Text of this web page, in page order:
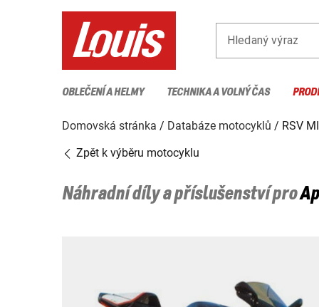
Hledaný výraz
OBLEČENÍ A HELMY TECHNIKA A VOLNÝ ČAS
Domovská stránka Databáze motocyklů
RSV
Zpět k výběru motocyklu
Náhradní díly a příslušenství pro